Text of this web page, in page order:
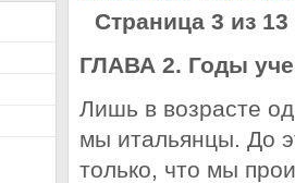
Страница 3 из 13
ГЛАВА 2. Годы
Лишь в возрасте
мы итальянцы. До
только, что мы